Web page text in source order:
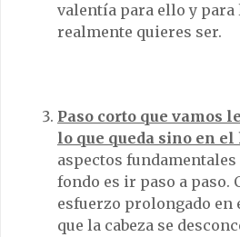
valentía para ello y
realmente quieres ser.
Paso corto que vamos
lo que queda sino en el
aspectos
fondo es ir paso a paso.
esfuerzo prolongado en
que la cabeza se